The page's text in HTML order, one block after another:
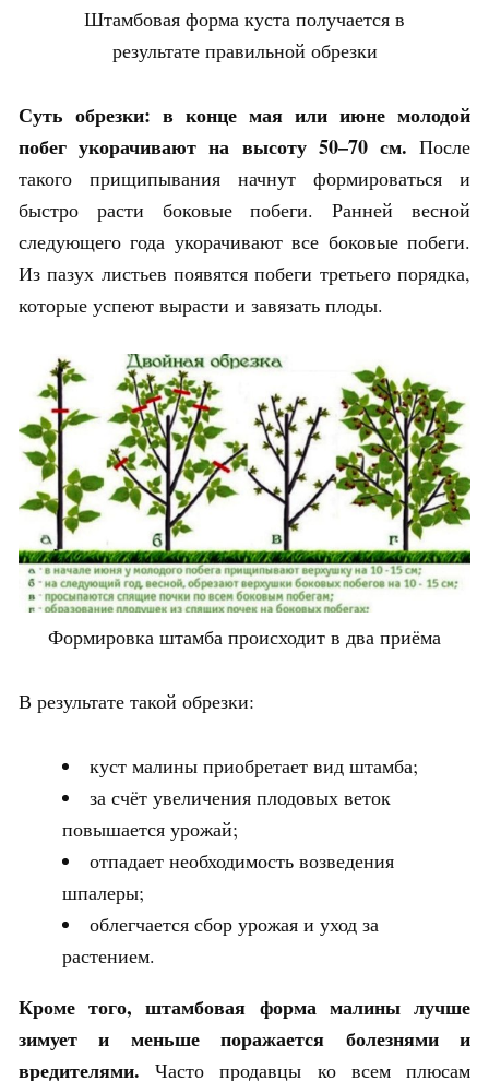
Штамбовая форма куста получается в
результате правильной обрезки
Суть обрезки: в конце мая или июне молодой
побег укорачивают на высоту 50–70 см. После
такого прищипывания начнут формироваться и
быстро расти боковые побеги. Ранней весной
следующего года укорачивают все боковые побеги.
Из пазух листьев появятся побеги третьего порядка,
которые успеют вырасти и завязать плоды.
Формировка штамба происходит в два приёма
В результате такой обрезки:
куст малины приобретает вид штамба;
за счёт увеличения плодовых веток
повышается урожай;
отпадает необходимость возведения
шпалеры;
облегчается сбор урожая и уход за
растением.
Кроме того, штамбовая форма малины лучше
зимует и меньше поражается болезнями и
вредителями. Часто продавцы ко всем плюсам